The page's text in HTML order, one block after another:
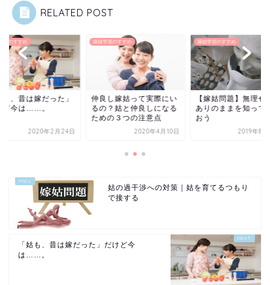
RELATED POST
習のすすめ
も、昔は嫁だった」
ど今は……。
2020年2月24日
嫁姑学習のすすめ
仲良し嫁姑って実際にい
るの？姑と仲良しになる
ための３つの注意点
2020年4月10日
嫁姑学習のすすめ
【嫁姑問題】無理せ
ありのままを知って
おう
2019年8
姑の過干渉への対策｜姑を育てるつもり
で接する
「姑も、昔は嫁だった」だけど今
は……。